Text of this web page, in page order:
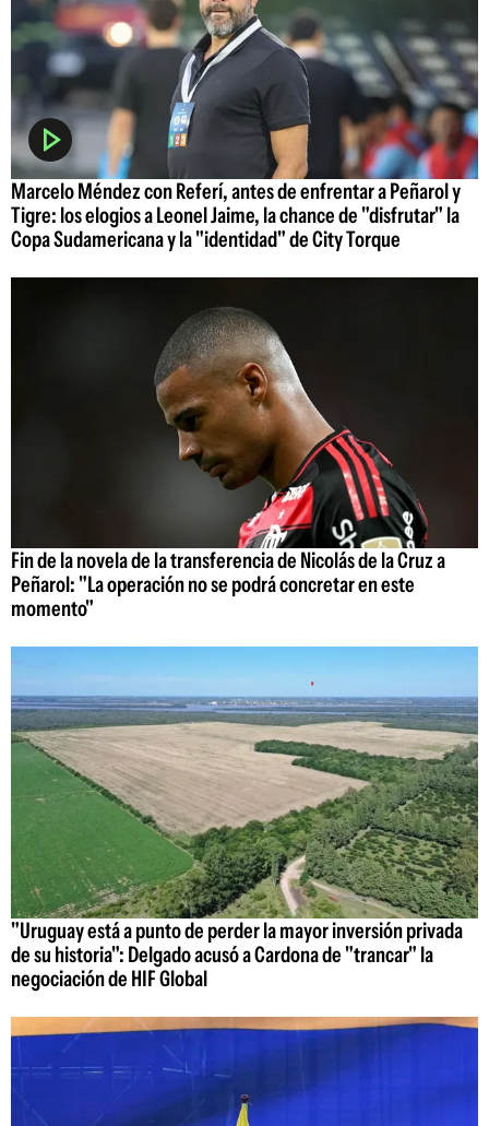
Marcelo Méndez con Referí, antes de enfrentar a Peñarol y
Tigre: los elogios a Leonel Jaime, la chance de "disfrutar" la
Copa Sudamericana y la "identidad" de City Torque
Fin de la novela de la transferencia de Nicolás de la Cruz a
Peñarol: "La operación no se podrá concretar en este
momento"
"Uruguay está a punto de perder la mayor inversión privada
de su historia": Delgado acusó a Cardona de "trancar" la
negociación de HIF Global